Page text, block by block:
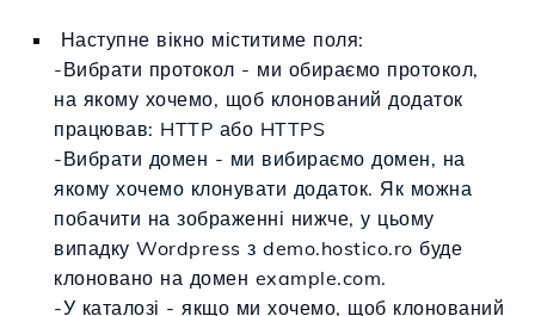
Наступне вікно міститиме поля:
-Вибрати протокол - ми обираємо протокол,
на якому хочемо, щоб клонований додаток
працював: HTTP або HTTPS
-Вибрати домен - ми вибираємо домен, на
якому хочемо клонувати додаток. Як можна
побачити на зображенні нижче, у цьому
випадку Wordpress з demo.hostico.ro буде
клоновано на домен example.com.
-У каталозі - якщо ми хочемо, щоб клонований